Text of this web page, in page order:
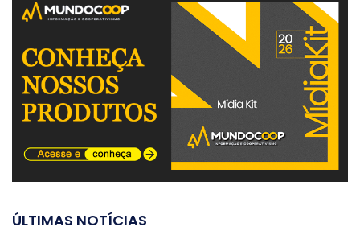
ÚLTIMAS NOTÍCIAS